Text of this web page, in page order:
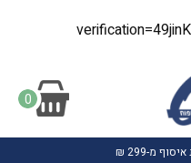
0
מ-299 ₪